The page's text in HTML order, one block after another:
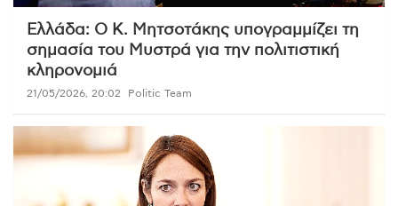
Ελλάδα: Ο Κ. Μητσοτάκης υπογραμμίζει τη
σημασία του Μυστρά για την πολιτιστική
κληρονομιά
21/05/2026, 20:02 Politic Team